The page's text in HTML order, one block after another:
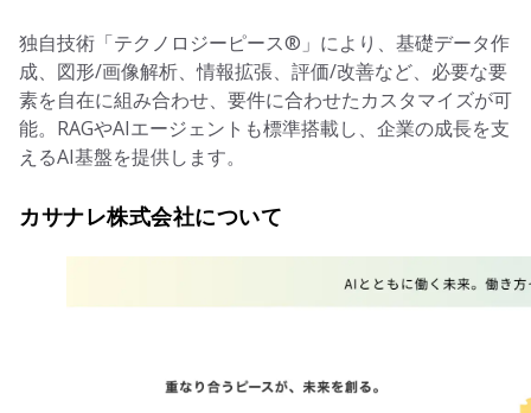
独自技術「テクノロジーピース®」により、基礎データ作
成、図形/画像解析、情報拡張、評価/改善など、必要な要
素を自在に組み合わせ、要件に合わせたカスタマイズが可
能。RAGやAIエージェントも標準搭載し、企業の成長を支
えるAI基盤を提供します。
カサナレ株式会社について